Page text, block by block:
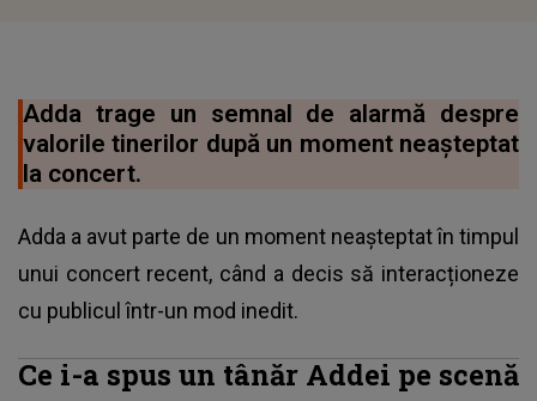
Adda trage un semnal de alarmă despre
valorile tinerilor după un moment neașteptat
la concert.
Adda a avut parte de un moment neașteptat în timpul
unui concert recent, când a decis să interacționeze
cu publicul într-un mod inedit.
Ce i-a spus un tânăr Addei pe scenă